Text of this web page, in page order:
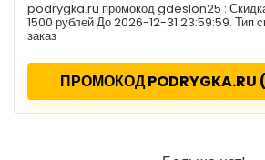
podrygka.ru промокод gdeslon25 :
1500 рублей До 2026-12-31 23:59:59. Тип
заказ
ПРОМОКОД